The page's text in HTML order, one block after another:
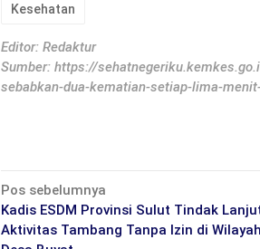
Kesehatan
Editor: Redaktur
Sumber: https://
sebabkan-dua-kematian-setiap-lima-
Navigasi
pos
Pos sebelumnya
Kadis ESDM Provinsi Sulut Tindak
Aktivitas Tambang Tanpa Izin di Wilayah